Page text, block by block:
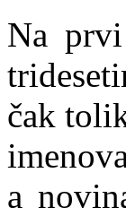
Na
čak
a